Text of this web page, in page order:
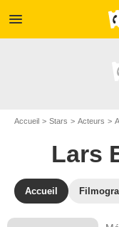
menu
Accueil Stars Acteurs
Lars
Accueil